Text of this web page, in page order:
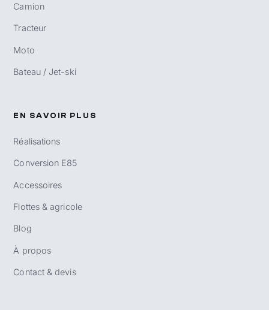
Camion
Tracteur
Moto
Bateau / Jet-ski
EN SAVOIR PLUS
Réalisations
Conversion E85
Accessoires
Flottes & agricole
Blog
À propos
Contact & devis